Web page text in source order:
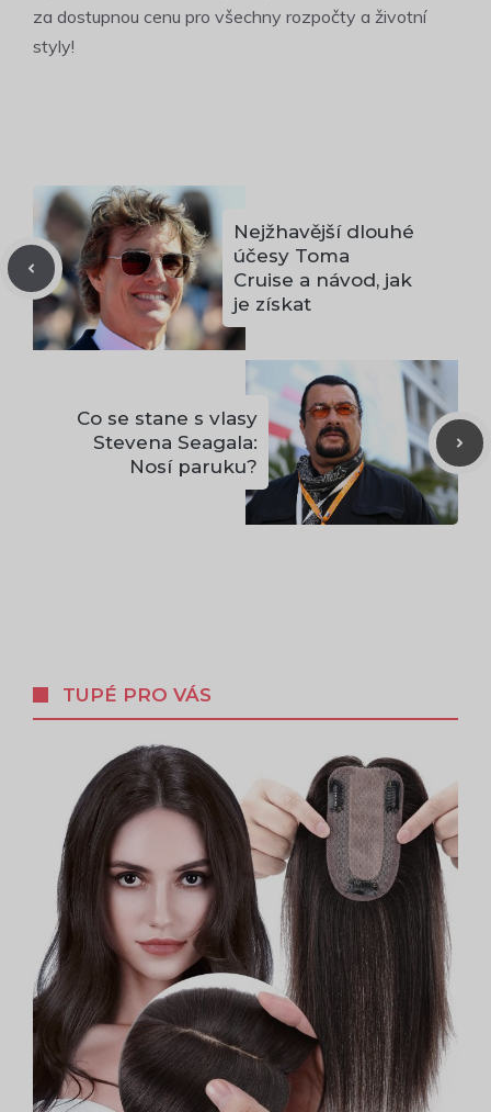
za dostupnou cenu pro všechny rozpočty a životní
styly!
Nejžhavější dlouhé
účesy Toma
Cruise a návod, jak
je získat
Co se stane s vlasy
Stevena Seagala:
Nosí paruku?
TUPÉ PRO VÁS